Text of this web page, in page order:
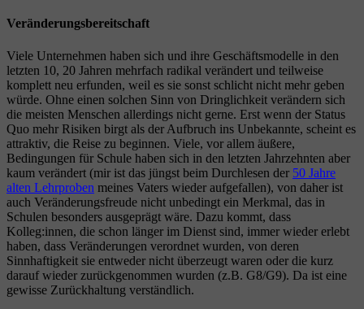
Veränderungsbereitschaft
Viele Unternehmen haben sich und ihre Geschäftsmodelle in den
letzten 10, 20 Jahren mehrfach radikal verändert und teilweise
komplett neu erfunden, weil es sie sonst schlicht nicht mehr geben
würde. Ohne einen solchen Sinn von Dringlichkeit verändern sich
die meisten Menschen allerdings nicht gerne. Erst wenn der Status
Quo mehr Risiken birgt als der Aufbruch ins Unbekannte, scheint es
attraktiv, die Reise zu beginnen. Viele, vor allem äußere,
Bedingungen für Schule haben sich in den letzten Jahrzehnten aber
kaum verändert (mir ist das jüngst beim Durchlesen der 50 Jahre
alten Lehrproben meines Vaters wieder aufgefallen), von daher ist
auch Veränderungsfreude nicht unbedingt ein Merkmal, das in
Schulen besonders ausgeprägt wäre. Dazu kommt, dass
Kolleg:innen, die schon länger im Dienst sind, immer wieder erlebt
haben, dass Veränderungen verordnet wurden, von deren
Sinnhaftigkeit sie entweder nicht überzeugt waren oder die kurz
darauf wieder zurückgenommen wurden (z.B. G8/G9). Da ist eine
gewisse Zurückhaltung verständlich.